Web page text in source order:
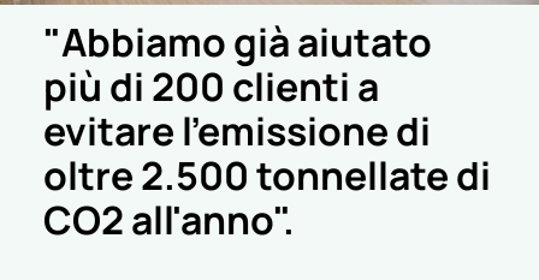
"Abbiamo già aiutato
più di 200 clienti a
evitare l'emissione di
oltre 2.500 tonnellate di
CO2 all'anno".